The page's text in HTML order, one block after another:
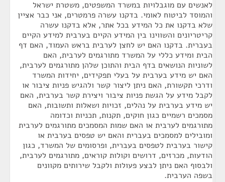
לאנשים עם מוגבלויות במשרד המשפטים, משטרת ישראל
והמוסד לביטוח לאומי. בדקנו עשרה פרמטרים, אני כבר אציין
שלא בדקנו את כל המידע בכל אתר, אלא בדקנו עשרה
קריטריונים והשווינו בין המידע הקיים בערבית למידע הקיים
בעברית. בדקנו האם יש לחצן לערבית בראש העמוד, האם דף
הבית ומידע כללי על המשרד מתורגמים לערבית, האם
לשוניות הנושאים בדף הבית והתוכן שלהן מתורגמים לערבית,
האם יש מידע בערבית על בעלי תפקידים, יחידות המשרד
ודרכי תקשורת, האם ניתן ליצור קשר ולהגיש פניות ציבור או
לקבל מידע על הגשת פניות ציבור ויצירת קשר בערבית, האם
יש מידע בערבית על נהלים, זכויות ושאלות ותשובות, האם
מסמכים רשמיים כגון חוקים, תקנות, תכניות וכדומה
מתורגמים לערבית או האם שמות המסמכים מתורגמים לערבית
ומובילים למסמכים בעברית והאם יש טפסים בערבית או
קישור בערבית לטפסים בעברית, ופרסומים של המשרד, כגון
הודעות, מכרזים, דרושים וקולות קוראים, מתורגמים לערבית,
ולבסוף האם ניתן לבצע פעולות ולקבל שירותים מקוונים
בשפה הערבית.